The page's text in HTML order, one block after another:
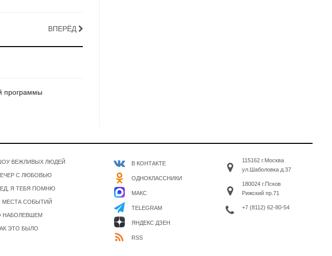
ВПЕРЁД
программы
ВЕЖЛИВЫХ ЛЮДЕЙ
С ЛЮБОВЬЮ
Я ТЕБЯ ПОМНЮ
МЕСТА СОБЫТИЙ
НАБОЛЕВШЕМ
ЭТО БЫЛО
В КОНТАКТЕ
ОДНОКЛАССНИКИ
МАКС
TELEGRAM
ЯНДЕКС ДЗЕН
RSS
115162 г.Москва
ул.Шаболовка д.37
180024 г.Псков
Рижский пр.71
+7 (8112) 62-80-54